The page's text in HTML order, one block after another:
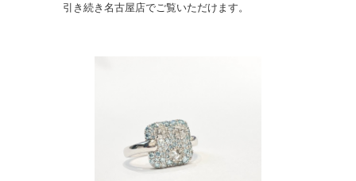
引き続き名古屋店でご覧いただけます。